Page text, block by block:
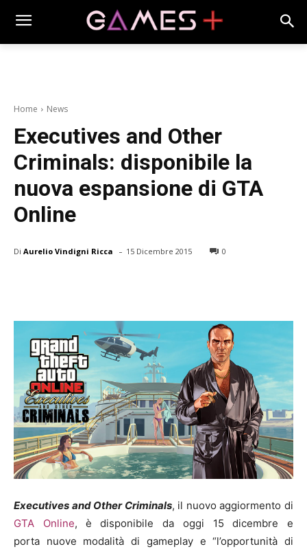
Home News
Executives and Other
Criminals: disponibile la
nuova espansione di GTA
Online
Di Aurelio Vindigni Ricca - 15 Dicembre 2015 0
Executives and Other Criminals, il nuovo aggiormento di
GTA Online,
è disponibile da oggi 15 dicembre e
porta nuove modalità di gameplay e “l’opportunità di